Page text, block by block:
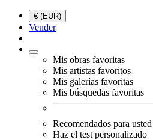
€ (EUR)
Vender
Mis obras favoritas
Mis artistas favoritos
Mis galerías favoritas
Mis búsquedas favoritas
Recomendados para usted
Haz el test personalizado